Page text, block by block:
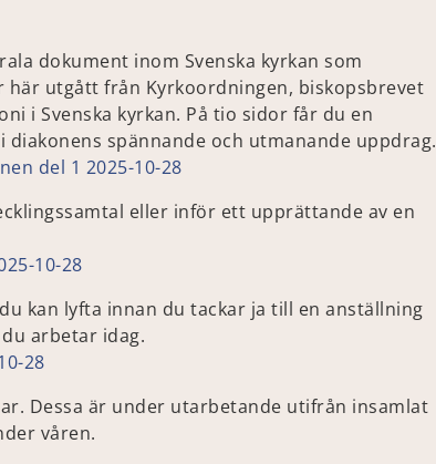
dokument inom Svenska kyrkan som
utgått från Kyrkoordningen, biskopsbrevet
i Svenska kyrkan. På tio sidor får du en
spännande och utmanande uppdrag.
del 1 2025-10-28
eller inför ett upprättande av en
10-28
kan lyfta innan du tackar ja till en anställning
arbetar idag.
28
Dessa är under utarbetande utifrån insamlat
våren.